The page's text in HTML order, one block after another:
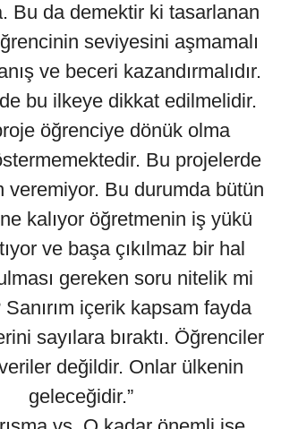
Bu da demektir ki tasarlanan
seviyesini aşmamalı
ve beceri kazandırmalıdır.
bu ilkeye dikkat edilmelidir.
öğrenciye dönük olma
Bu projelerde
veremiyor. Bu durumda bütün
kalıyor öğretmenin iş yükü
ve başa çıkılmaz bir hal
gereken soru nitelik mi
içerik kapsam fayda
sayılara bıraktı. Öğrenciler
değildir. Onlar ülkenin
geleceğidir.”